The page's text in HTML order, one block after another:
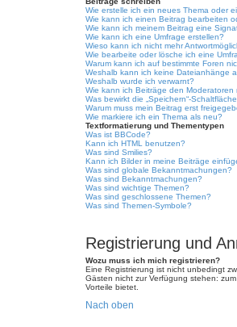
Wie erstelle ich ein neues Thema oder
Wie kann ich einen Beitrag bearbeiten
Wie kann ich meinem Beitrag eine
Wie kann ich eine Umfrage erstellen?
Wieso kann ich nicht mehr
Wie bearbeite oder lösche ich eine
Warum kann ich auf bestimmte Foren
Weshalb kann ich keine Dateianhänge
Weshalb wurde ich verwarnt?
Wie kann ich Beiträge den Moderatoren
Was bewirkt die „Speichern“-
Warum muss mein Beitrag erst
Wie markiere ich ein Thema als neu?
Textformatierung und Thementypen
Was ist BBCode?
Kann ich HTML benutzen?
Was sind Smilies?
Kann ich Bilder in meine Beiträge
Was sind globale Bekanntmachungen?
Was sind Bekanntmachungen?
Was sind wichtige Themen?
Was sind geschlossene Themen?
Was sind Themen-Symbole?
Registrierung und
Wozu muss ich mich registrieren?
Eine Registrierung ist nicht unbedingt
Gästen nicht zur Verfügung stehen:
Vorteile bietet.
Nach oben